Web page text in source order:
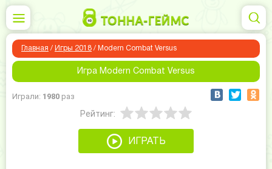
Главная / Игры 2018 / Modern Combat Versus
Игра Modern Combat Versus
Играли: 1980 раз
Рейтинг:
ИГРАТЬ